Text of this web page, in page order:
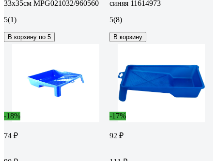
33х35см MPG021032/960560
5(1)
В корзину по 5
синяя 11614973
5(8)
В корзину
-18%
74 ₽
-17%
92 ₽